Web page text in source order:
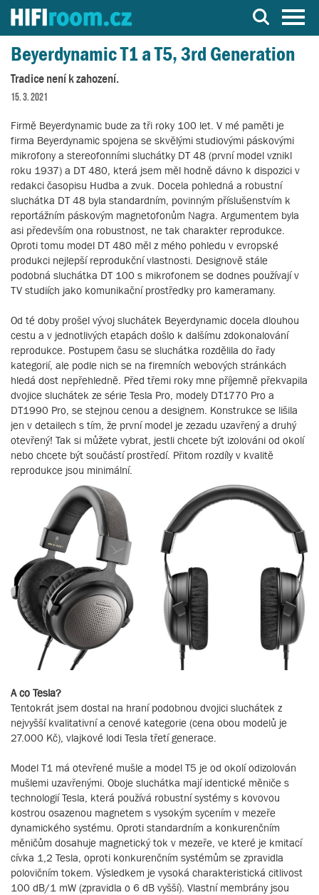
Server o Hi-Fi a AV technice
Beyerdynamic T1 a T5, 3rd Generation
Tradice není k zahození.
15. 3. 2021
Firmě Beyerdynamic bude za tři roky 100 let. V mé paměti je
firma Beyerdynamic spojena se skvělými studiovými páskovými
mikrofony a stereofonními sluchátky DT 48 (první model vznikl
roku 1937) a DT 480, která jsem měl hodně dávno k dispozici v
redakci časopisu Hudba a zvuk. Docela pohledná a robustní
sluchátka DT 48 byla standardním, povinným příslušenstvím k
reportážním páskovým magnetofonům Nagra. Argumentem byla
asi především ona robustnost, ne tak charakter reprodukce.
Oproti tomu model DT 480 měl z mého pohledu v evropské
produkci nejlepší reprodukční vlastnosti. Designově stále
podobná sluchátka DT 100 s mikrofonem se dodnes používají v
TV studiích jako komunikační prostředky pro kameramany.
Od té doby prošel vývoj sluchátek Beyerdynamic docela dlouhou
cestu a v jednotlivých etapách došlo k dalšímu zdokonalování
reprodukce. Postupem času se sluchátka rozdělila do řady
kategorií, ale podle nich se na firemních webových stránkách
hledá dost nepřehledně. Před třemi roky mne příjemně překvapila
dvojice sluchátek ze série Tesla Pro, modely DT1770 Pro a
DT1990 Pro, se stejnou cenou a designem. Konstrukce se lišila
jen v detailech s tím, že první model je zezadu uzavřený a druhý
otevřený! Tak si můžete vybrat, jestli chcete být izolováni od okolí
nebo chcete být součástí prostředí. Přitom rozdíly v kvalitě
reprodukce jsou minimální.
A co Tesla?
Tentokrát jsem dostal na hraní podobnou dvojici sluchátek z
nejvyšší kvalitativní a cenové kategorie (cena obou modelů je
27.000 Kč), vlajkové lodi Tesla třetí generace.
Model T1 má otevřené mušle a model T5 je od okolí odizolován
mušlemi uzavřenými. Oboje sluchátka mají identické měniče s
technologií Tesla, která používá robustní systémy s kovovou
kostrou osazenou magnetem s vysokým sycením v mezeře
dynamického systému. Oproti standardním a konkurenčním
měničům dosahuje magnetický tok v mezeře, ve které je kmitací
cívka 1,2 Tesla, oproti konkurenčním systémům se zpravidla
polovičním tokem. Výsledkem je vysoká charakteristická citlivost
100 dB/1 mW (zpravidla o 6 dB vyšší). Vlastní membrány jsou